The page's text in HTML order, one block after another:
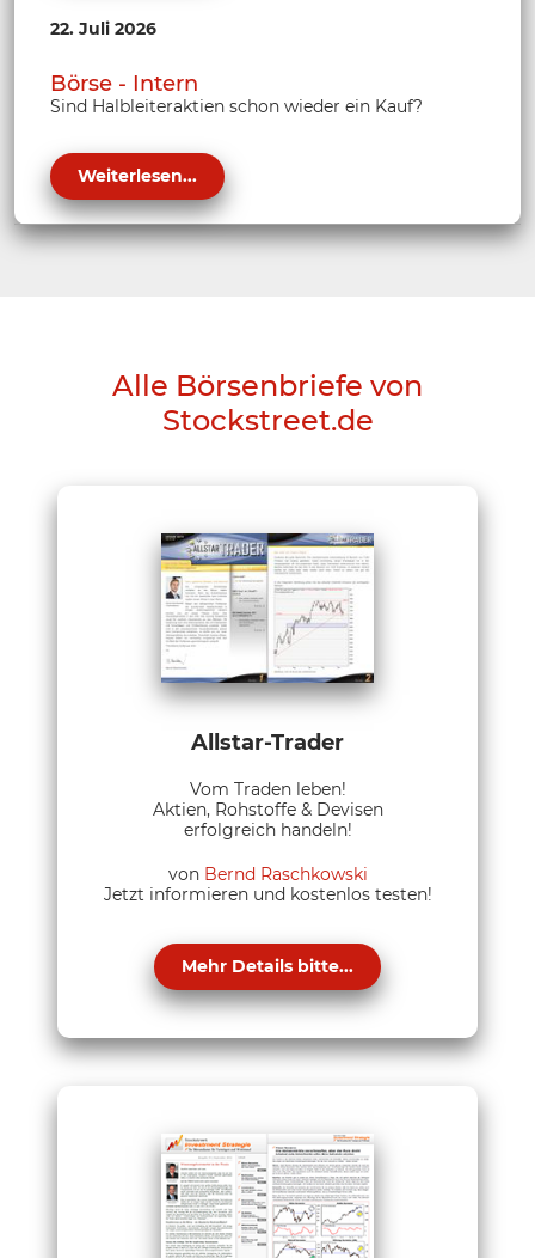
22. Juli 2026
Börse - Intern
Sind Halbleiteraktien schon wieder ein Kauf?
Weiterlesen...
Alle Börsenbriefe von
Stockstreet.de
Allstar-Trader
Vom Traden leben!
Aktien, Rohstoffe & Devisen
erfolgreich handeln!
von Bernd Raschkowski
Jetzt informieren und kostenlos testen!
Mehr Details bitte...